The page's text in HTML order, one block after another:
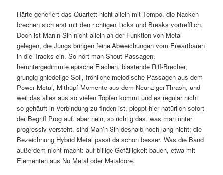
Härte generiert das Quartett nicht allein mit Tempo, die Nacken
brechen sich erst mit den richtigen Licks und Breaks vortrefflich.
Doch ist Man’n Sin nicht allein an der Funktion von Metal
gelegen, die Jungs bringen feine Abweichungen vom Erwartbaren
in die Tracks ein. So hört man Shout-Passagen,
heruntergedimmte epische Flächen, blastende Riff-Brecher,
grungig gniedelige Soli, fröhliche melodische Passagen aus dem
Power Metal, Mithüpf-Momente aus dem Neunziger-Thrash, und
weil das alles aus so vielen Töpfen kommt und es regulär nicht
so gehäuft in Verbindung zu finden ist, ploppt hier natürlich sofort
der Begriff Prog auf, aber nein, so richtig das, was man unter
progressiv versteht, sind Man’n Sin deshalb noch lang nicht; die
Bezeichnung Hybrid Metal passt da schon besser. Was die Band
außerdem nicht macht: auf billige Gefälligkeit bauen, etwa mit
Elementen aus Nu Metal oder Metalcore.